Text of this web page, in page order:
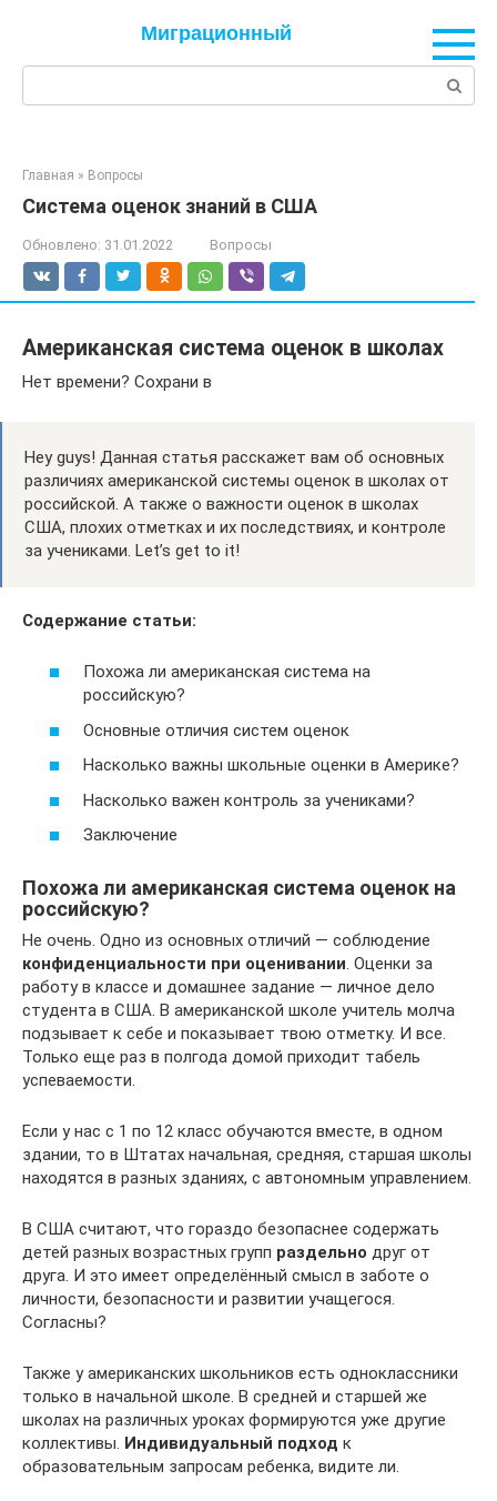
Миграционный
Главная » Вопросы
Система оценок знаний в США
Обновлено: 31.01.2022 Вопросы
Американская система оценок в школах
Нет времени? Сохрани в
Hey guys! Данная статья расскажет вам об основных
различиях американской системы оценок в школах от
российской. А также о важности оценок в школах
США, плохих отметках и их последствиях, и контроле
за учениками. Let’s get to it!
Содержание статьи:
Похожа ли американская система на
российскую?
Основные отличия систем оценок
Насколько важны школьные оценки в Америке?
Насколько важен контроль за учениками?
Заключение
Похожа ли американская система оценок на
российскую?
Не очень. Одно из основных отличий — соблюдение
конфиденциальности при оценивании. Оценки за
работу в классе и домашнее задание — личное дело
студента в США. В американской школе учитель молча
подзывает к себе и показывает твою отметку. И все.
Только еще раз в полгода домой приходит табель
успеваемости.
Если у нас с 1 по 12 класс обучаются вместе, в одном
здании, то в Штатах начальная, средняя, старшая школы
находятся в разных зданиях, с автономным управлением.
В США считают, что гораздо безопаснее содержать
детей разных возрастных групп раздельно друг от
друга. И это имеет определённый смысл в заботе о
личности, безопасности и развитии учащегося.
Согласны?
Также у американских школьников есть одноклассники
только в начальной школе. В средней и старшей же
школах на различных уроках формируются уже другие
коллективы. Индивидуальный подход к
образовательным запросам ребенка, видите ли.